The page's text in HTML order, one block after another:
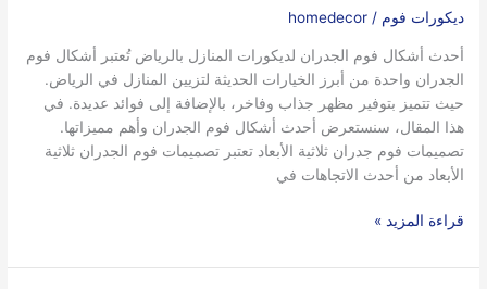
ديكورات فوم /
homedecor
أحدث أشكال فوم الجدران لديكورات المنازل بالرياض تُعتبر أشكال فوم
الجدران واحدة من أبرز الخيارات الحديثة لتزيين المنازل في الرياض.
حيث تتميز بتوفير مظهر جذاب وفاخر، بالإضافة إلى فوائد عديدة. في
هذا المقال، سنستعرض أحدث أشكال فوم الجدران وأهم مميزاتها.
تصميمات فوم جدران ثلاثية الأبعاد تعتبر تصميمات فوم الجدران ثلاثية
الأبعاد من أحدث الاتجاهات في
المنازل
قراءة المزيد »